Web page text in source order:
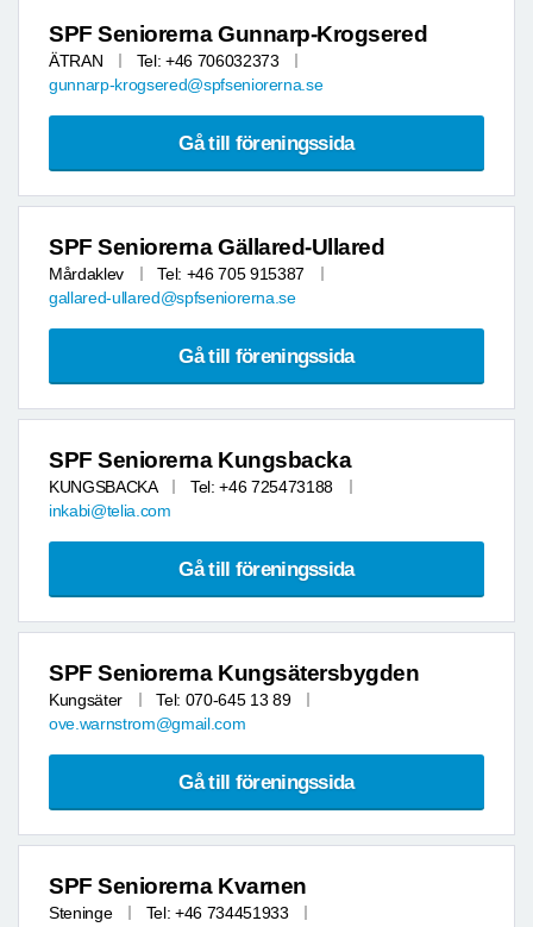
SPF Seniorerna Gunnarp-Krogsered
ÄTRAN
Tel: +46 706032373
gunnarp-krogsered@spfseniorerna.se
Gå till föreningssida
SPF Seniorerna Gällared-Ullared
Mårdaklev
Tel: +46 705 915387
gallared-ullared@spfseniorerna.se
Gå till föreningssida
SPF Seniorerna Kungsbacka
KUNGSBACKA
Tel: +46 725473188
inkabi@telia.com
Gå till föreningssida
SPF Seniorerna Kungsätersbygden
Kungsäter
Tel: 070-645 13 89
ove.warnstrom@gmail.com
Gå till föreningssida
SPF Seniorerna Kvarnen
Steninge
Tel: +46 734451933